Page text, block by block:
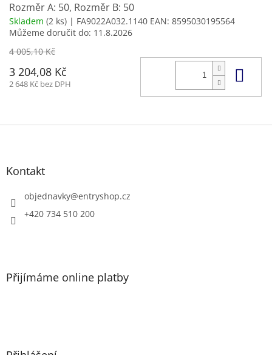
Rozměr A: 50, Rozměr B: 50
Skladem (2 ks) | FA9022A032.1140 EAN: 8595030195564
Můžeme doručit do: 11.8.2026
4 005,10 Kč
3 204,08 Kč
2 648 Kč bez DPH
Z
Kontakt
objednavky@entryshop.cz
+420 734 510 200
Přijímáme online platby